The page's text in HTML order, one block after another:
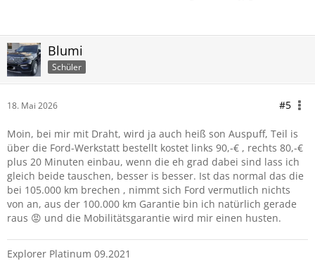
Blumi
Schüler
18. Mai 2026 #5
Moin, bei mir mit Draht, wird ja auch heiß son Auspuff, Teil is
über die Ford-Werkstatt bestellt kostet links 90,-€ , rechts 80,-€
plus 20 Minuten einbau, wenn die eh grad dabei sind lass ich
gleich beide tauschen, besser is besser. Ist das normal das die
bei 105.000 km brechen , nimmt sich Ford vermutlich nichts
von an, aus der 100.000 km Garantie bin ich natürlich gerade
raus 😡 und die Mobilitätsgarantie wird mir einen husten.
Explorer Platinum 09.2021